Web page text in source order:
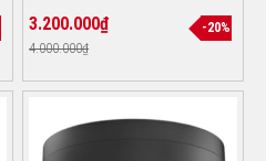
3.200.000₫
4.000.000₫
-20%